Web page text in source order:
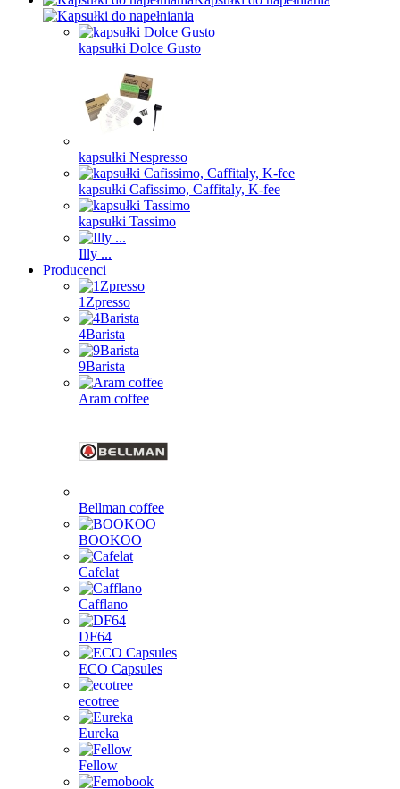
kapsułki Dolce Gusto
kapsułki Nespresso
kapsułki Cafissimo, Caffitaly, K-fee
kapsułki Tassimo
Illy ...
Producenci
1Zpresso
4Barista
9Barista
Aram coffee
Bellman coffee
BOOKOO
Cafelat
Cafflano
DF64
ECO Capsules
ecotree
Eureka
Fellow